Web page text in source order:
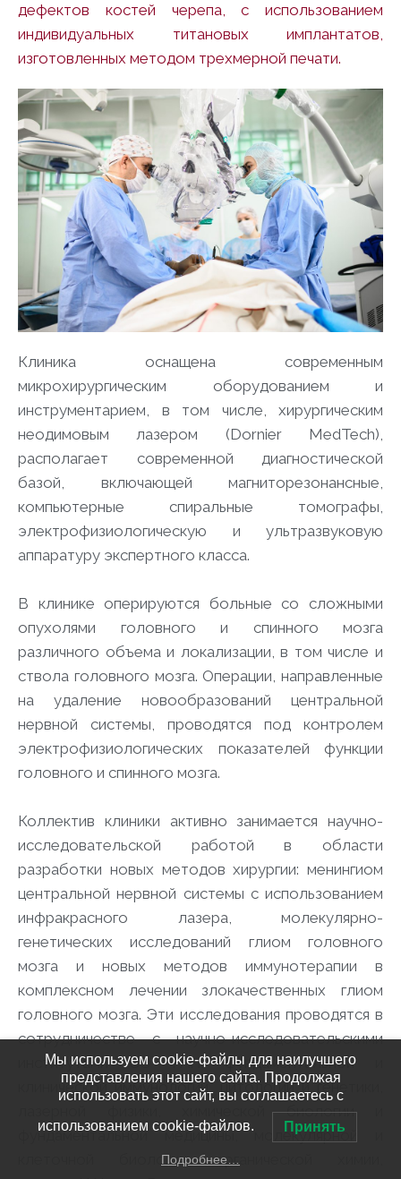
дефектов костей черепа, с использованием
индивидуальных титановых имплантатов,
изготовленных методом трехмерной печати.
Клиника оснащена современным
микрохирургическим оборудованием и
инструментарием, в том числе, хирургическим
неодимовым лазером (Dornier MedTech),
располагает современной диагностической
базой, включающей магниторезонансные,
компьютерные спиральные томографы,
электрофизиологическую и ультразвуковую
аппаратуру экспертного класса.
В клинике оперируются больные со сложными
опухолями головного и спинного мозга
различного объема и локализации, в том числе и
ствола головного мозга. Операции, направленные
на удаление новообразований центральной
нервной системы, проводятся под контролем
электрофизиологических показателей функции
головного и спинного мозга.
Коллектив клиники активно занимается научно-
исследовательской работой в области
разработки новых методов хирургии: менингиом
центральной нервной системы с использованием
инфракрасного лазера, молекулярно-
генетических исследований глиом головного
мозга и новых методов иммунотерапии в
комплексном лечении злокачественных глиом
головного мозга. Эти исследования проводятся в
сотрудничестве с научно-исследовательскими
институтами СО РАН: фундаментальной и
клинической иммунологии, цитологии и генетики,
лазерной физики, химической биологии и
фундаментальной медицины, молекулярной и
клеточной биологии, органической химии,
Мы используем cookie-файлы для наилучшего
представления нашего сайта. Продолжая
использовать этот сайт, вы соглашаетесь с
использованием cookie-файлов. Принять
Подробнее…